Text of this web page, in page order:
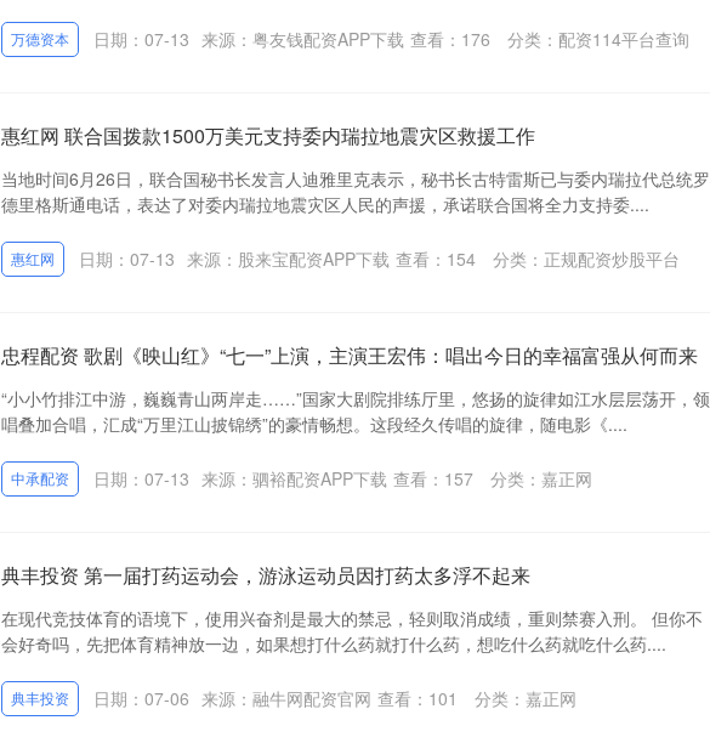
万德资本 日期：07-13 来源：粤友钱配资APP下载 查看： 176 分类： 配资114平台查询
惠红网 联合国拨款1500万美元支持委内瑞拉地震灾区救援工作
当地时间6月26日，联合国秘书长发言人迪雅里克表示，秘书长古特雷斯已与委内瑞拉代总统罗
德里格斯通电话，表达了对委内瑞拉地震灾区人民的声援，承诺联合国将全力支持委....
惠红网 日期：07-13 来源：股来宝配资APP下载 查看： 154 分类： 正规配资炒股平台
忠程配资 歌剧《映山红》“七一”上演，主演王宏伟：唱出今日的幸福富强从何而来
“小小竹排江中游，巍巍青山两岸走……”国家大剧院排练厅里，悠扬的旋律如江水层层荡开，领
唱叠加合唱，汇成“万里江山披锦绣”的豪情畅想。这段经久传唱的旋律，随电影《....
中承配资 日期：07-13 来源：驷裕配资APP下载 查看： 157 分类： 嘉正网
典丰投资 第一届打药运动会，游泳运动员因打药太多浮不起来
在现代竞技体育的语境下，使用兴奋剂是最大的禁忌，轻则取消成绩，重则禁赛入刑。 但你不
会好奇吗，先把体育精神放一边，如果想打什么药就打什么药，想吃什么药就吃什么药....
典丰投资 日期：07-06 来源：融牛网配资官网 查看： 101 分类： 嘉正网